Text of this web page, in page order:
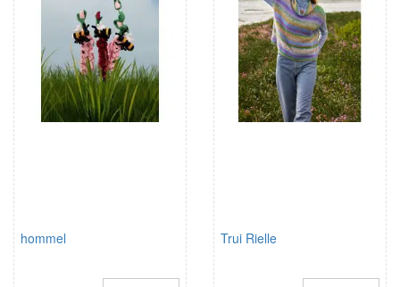
hommel Trui Rielle